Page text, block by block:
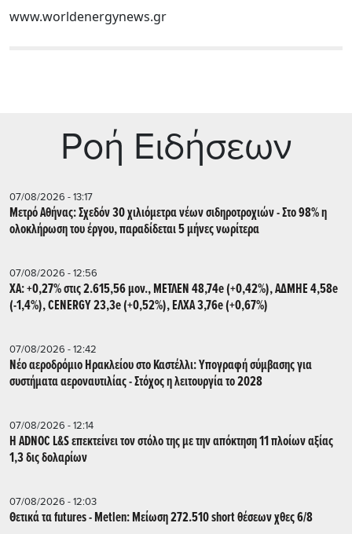
www.worldenergynews.gr
Ρoή Ειδήσεων
07/08/2026 - 13:17
Μετρό Αθήνας: Σχεδόν 30 χιλιόμετρα νέων σιδηροτροχιών - Στο 98% η
ολοκλήρωση του έργου, παραδίδεται 5 μήνες νωρίτερα
07/08/2026 - 12:56
ΧΑ: +0,27% στις 2.615,56 μον., ΜΕΤΛΕΝ 48,74e (+0,42%), ΑΔΜΗΕ 4,58e
(-1,4%), CENERGY 23,3e (+0,52%), ΕΛΧΑ 3,76e (+0,67%)
07/08/2026 - 12:42
Νέο αεροδρόμιο Ηρακλείου στο Καστέλλι: Υπογραφή σύμβασης για
συστήματα αεροναυτιλίας - Στόχος η λειτουργία το 2028
07/08/2026 - 12:14
Η ADNOC L&S επεκτείνει τον στόλο της με την απόκτηση 11 πλοίων αξίας
1,3 δις δολαρίων
07/08/2026 - 12:03
Θετικά τα futures - Metlen: Μείωση 272.510 short θέσεων χθες 6/8